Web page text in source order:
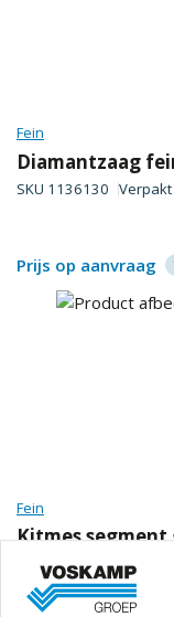
Fein
Diamantzaag
SKU 1136130
Prijs op aanvraag
Fein
Kitmes segment
SKU1171120 Verpakt